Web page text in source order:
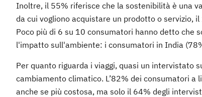
Inoltre, il 55% riferisce che la sostenibilità è una
da cui vogliono acquistare un prodotto o servizio,
Poco più di 6 su 10 consumatori hanno detto che
l'impatto sull'ambiente: i consumatori in India
Per quanto riguarda i viaggi, quasi un intervistato
cambiamento climatico. L’82% dei consumatori a
anche se più costosa, ma solo il 64% degli